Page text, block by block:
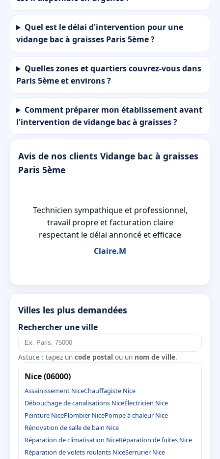
Quel est le délai d'intervention pour une
vidange bac à graisses Paris 5ème ?
Quelles zones et quartiers couvrez-vous dans
Paris 5ème et environs ?
Comment préparer mon établissement avant
l'intervention de vidange bac à graisses ?
Avis de nos clients Vidange bac à graisses
Paris 5ème
Technicien sympathique et professionnel,
travail propre et facturation claire
respectant le délai annoncé et efficace
Claire.M
Villes les plus demandées
Rechercher une ville
Astuce : tapez un code postal ou un nom de ville.
Nice (06000)
Assainissement NiceChauffagiste Nice
Débouchage de canalisations NiceÉlectricien Nice
Peinture NicePlombier NicePompe à chaleur Nice
Rénovation de salle de bain Nice
Réparation de climatisation NiceRéparation de fuites Nice
Réparation de volets roulants NiceSerrurier Nice